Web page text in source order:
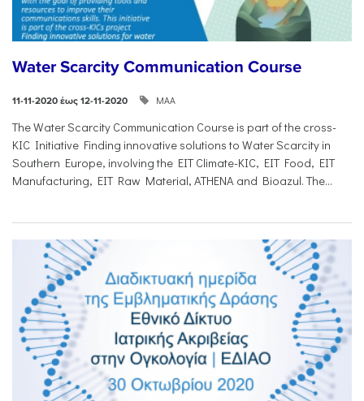
Water Scarcity Communication Course
11-11-2020 έως 12-11-2020 ΜΑΑ
The Water Scarcity Communication Course is part of the cross-
KIC Initiative Finding innovative solutions to Water Scarcity in
Southern Europe, involving the EIT Climate-KIC, EIT Food, EIT
Manufacturing, EIT Raw Material, ATHENA and Bioazul. The...